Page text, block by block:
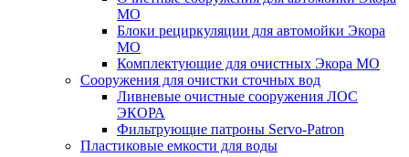
МО
Блоки рециркуляции для автомойки Экора
МО
Комплектующие для очистных Экора МО
Сооружения для очистки сточных вод
Ливневые очистные сооружения ЛОС
ЭКОРА
Фильтрующие патроны Servo-Patron
Пластиковые емкости для воды